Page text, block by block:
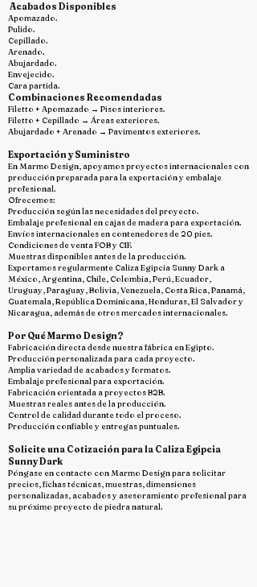
Acabados Disponibles
Apomazado.
Pulido.
Cepillado.
Arenado.
Abujardado.
Envejecido.
Cara partida.
Combinaciones Recomendadas
Filetto + Apomazado → Pisos interiores.
Filetto + Cepillado → Áreas exteriores.
Abujardado + Arenado → Pavimentos exteriores.
Exportación y Suministro
En Marmo Design, apoyamos proyectos internacionales con
producción preparada para la exportación y embalaje
profesional.
Ofrecemos:
Producción según las necesidades del proyecto.
Embalaje profesional en cajas de madera para exportación.
Envíos internacionales en contenedores de 20 pies.
Condiciones de venta FOB y CIF.
Muestras disponibles antes de la producción.
Exportamos regularmente Caliza Egipcia Sunny Dark a
México, Argentina, Chile, Colombia, Perú, Ecuador,
Uruguay, Paraguay, Bolivia, Venezuela, Costa Rica, Panamá,
Guatemala, República Dominicana, Honduras, El Salvador y
Nicaragua, además de otros mercados internacionales.
Por Qué Marmo Design?
Fabricación directa desde nuestra fábrica en Egipto.
Producción personalizada para cada proyecto.
Amplia variedad de acabados y formatos.
Embalaje profesional para exportación.
Fabricación orientada a proyectos B2B.
Muestras reales antes de la producción.
Control de calidad durante todo el proceso.
Producción confiable y entregas puntuales.
Solicite una Cotización para la Caliza Egipcia
Sunny Dark
Póngase en contacto con Marmo Design para solicitar
precios, fichas técnicas, muestras, dimensiones
personalizadas, acabados y asesoramiento profesional para
su próximo proyecto de piedra natural.